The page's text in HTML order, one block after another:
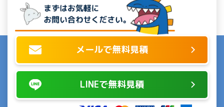
メールで無料見積
LINEで無料見積